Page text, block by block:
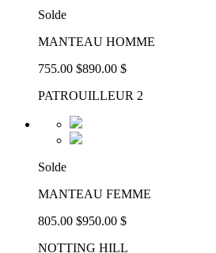
Solde
MANTEAU HOMME
755.00 $890.00 $
PATROUILLEUR 2
Solde
MANTEAU FEMME
805.00 $950.00 $
NOTTING HILL